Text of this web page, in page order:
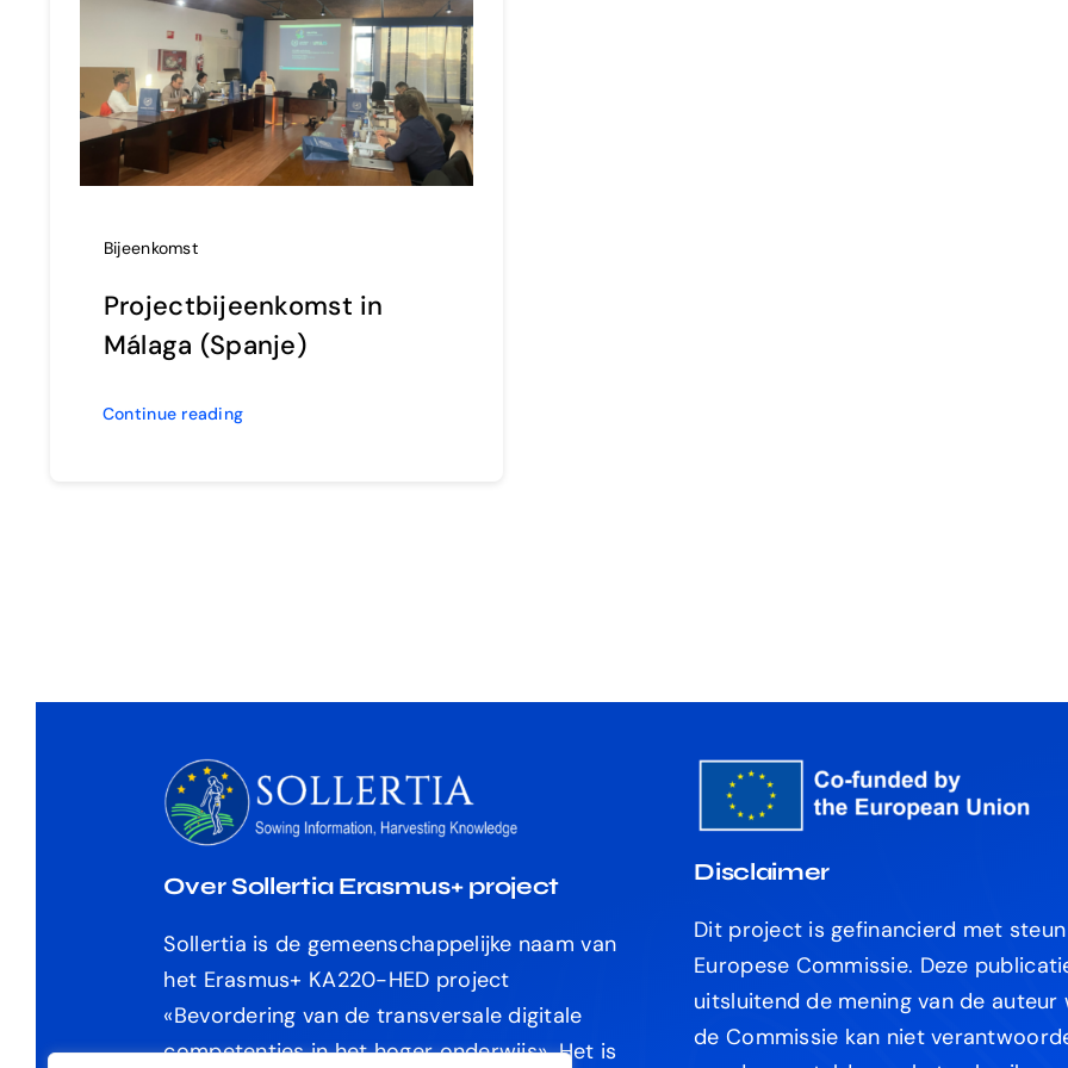
Bijeenkomst
Projectbijeenkomst in
Málaga (Spanje)
Continue reading
Over Sollertia Erasmus+ project
Sollertia is de gemeenschappelijke naam van
het Erasmus+ KA220-HED project
«Bevordering van de transversale digitale
competenties in het hogeronderwijs». Het is
Disclaimer
Dit project is gefinancierd met
Europese Commissie. Deze
uitsluitend de mening van de auteur
de Commissie kan niet